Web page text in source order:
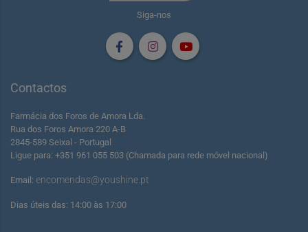
Siga-nos
Contactos
Farmácia dos Foros de Amora Lda.
Rua dos Foros Amora 220 A-B
2845-589 Seixal - Portugal
Ligue para: +351 961 055 503 (Chamada para rede móvel nacional)
Email: encomendas@youshine.pt
Dias úteis das: 14:00 às 17:00